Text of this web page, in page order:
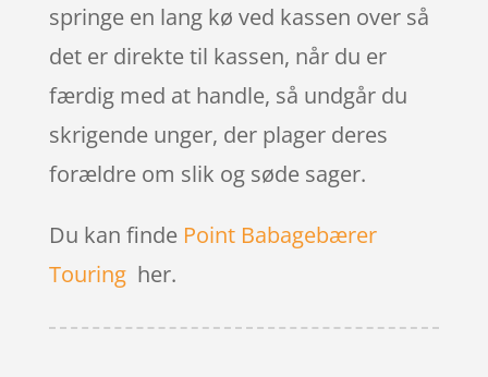
springe en lang kø ved kassen over så
det er direkte til kassen, når du er
færdig med at handle, så undgår du
skrigende unger, der plager deres
forældre om slik og søde sager.
Du kan finde Point Babagebærer
Touringher.